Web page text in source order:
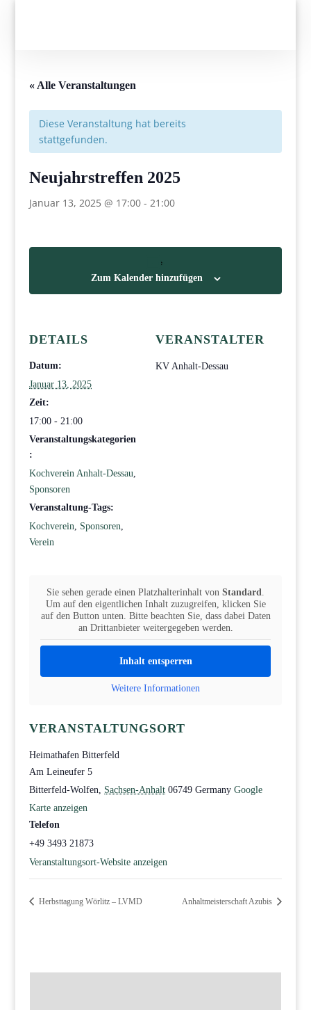
« Alle Veranstaltungen
Diese Veranstaltung hat bereits
stattgefunden.
Neujahrstreffen 2025
Januar 13, 2025 @ 17:00 -21:00
Zum Kalender hinzufügen
DETAILS
Datum:
Januar 13, 2025
Zeit:
17:00 - 21:00
Veranstaltungskategorien
:
Kochverein Anhalt-Dessau,
Sponsoren
Veranstaltung-Tags:
Kochverein, Sponsoren,
Verein
VERANSTALTER
KV Anhalt-Dessau
VERANSTALTUNGSORT
Heimathafen Bitterfeld
Am Leineufer 5
Bitterfeld-Wolfen, Sachsen-Anhalt 06749 Germany Google
Karte anzeigen
Telefon
+49 3493 21873
Veranstaltungsort-Website anzeigen
Sie sehen gerade einen Platzhalterinhalt von Standard.
Um auf den eigentlichen Inhalt zuzugreifen, klicken Sie
auf den Button unten. Bitte beachten Sie, dass dabei Daten
an Drittanbieter weitergegeben werden.
Inhalt entsperren
Weitere Informationen
Herbsttagung Wörlitz – LVMD Anhaltmeisterschaft Azubis